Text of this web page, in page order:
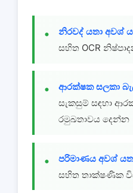
නිරවද් යතා අවශ්
සහිත OCR
ආරක්ෂක සලකා
සැකසුම් සඳහා
රමුඛතාවය දෙන්න
පරිමාණය අවශ්
සහිත තාක්ෂණික